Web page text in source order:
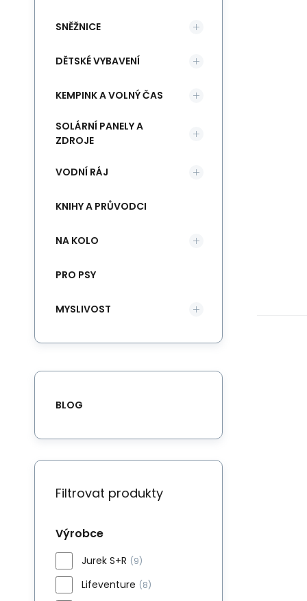
SNĚŽNICE
DĚTSKÉ VYBAVENÍ
KEMPINK A VOLNÝ ČAS
SOLÁRNÍ PANELY A
ZDROJE
VODNÍ RÁJ
KNIHY A PRŮVODCI
NA KOLO
PRO PSY
MYSLIVOST
BLOG
Filtrovat produkty
Výrobce
Jurek S+R (9)
Lifeventure (8)